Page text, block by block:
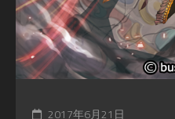
2017年6月21日